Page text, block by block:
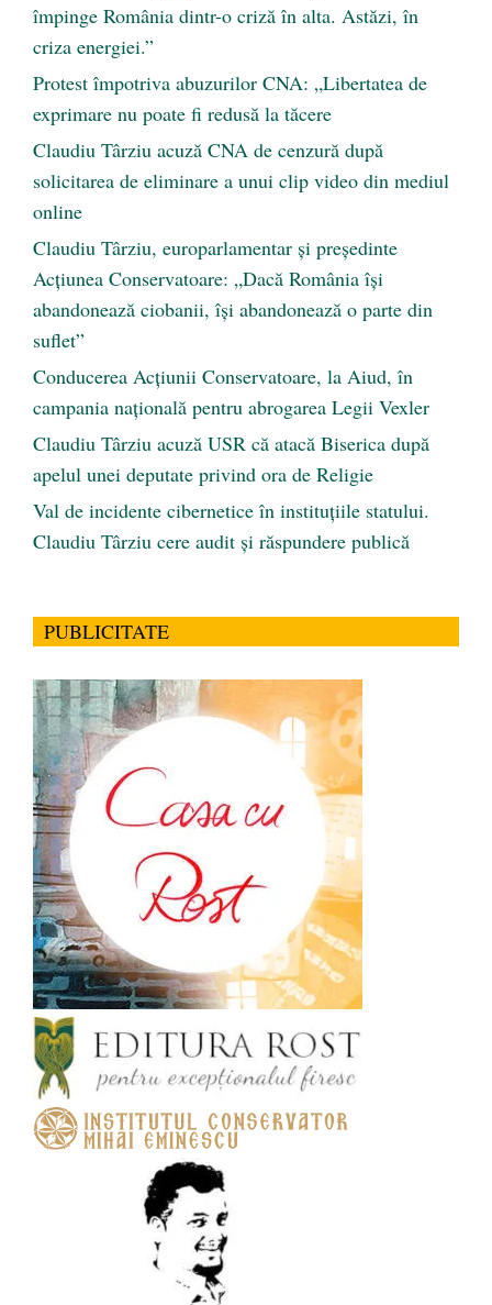
împinge România dintr-o criză în alta. Astăzi, în
criza energiei.”
Protest împotriva abuzurilor CNA: „Libertatea de
exprimare nu poate fi redusă la tăcere
Claudiu Târziu acuză CNA de cenzură după
solicitarea de eliminare a unui clip video din mediul
online
Claudiu Târziu, europarlamentar și președinte
Acțiunea Conservatoare: „Dacă România își
abandonează ciobanii, își abandonează o parte din
suflet”
Conducerea Acțiunii Conservatoare, la Aiud, în
campania națională pentru abrogarea Legii Vexler
Claudiu Târziu acuză USR că atacă Biserica după
apelul unei deputate privind ora de Religie
Val de incidente cibernetice în instituțiile statului.
Claudiu Târziu cere audit și răspundere publică
PUBLICITATE